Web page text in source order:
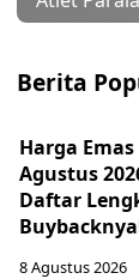
Berita
Harga
Agustus
Daftar
8 Agustus 2026